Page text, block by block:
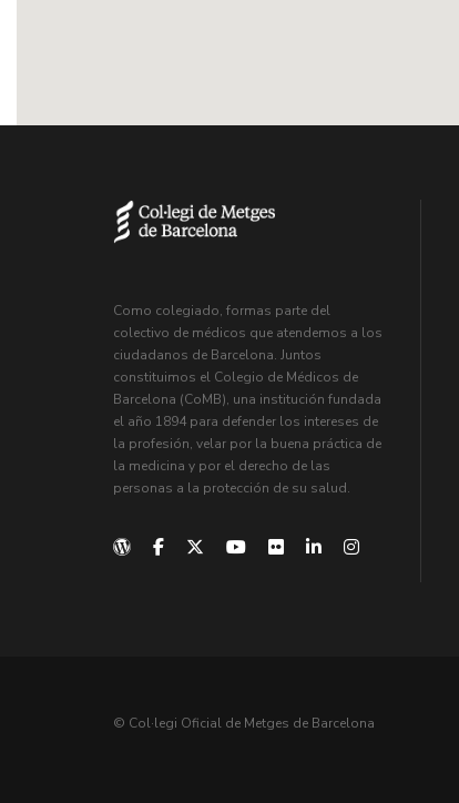
Como colegiado, formas parte del
colectivo de médicos que atendemos a los
ciudadanos de Barcelona. Juntos
constituimos el Colegio de Médicos de
Barcelona (CoMB), una institución fundada
el año 1894 para defender los intereses de
la profesión, velar por la buena práctica de
la medicina y por el derecho de las
personas a la protección de su salud.
© Col·legi Oficial de Metges de Barcelona